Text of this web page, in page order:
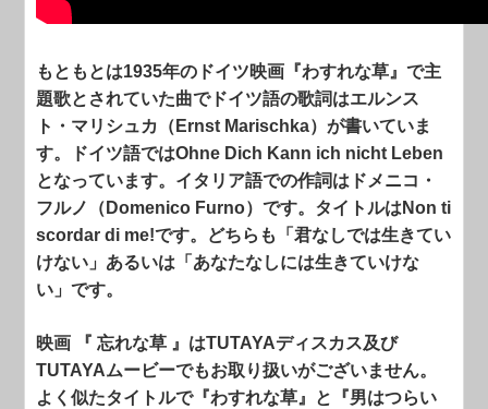
もともとは1935年のドイツ映画『わすれな草』で主
題歌とされていた曲でドイツ語の歌詞はエルンス
ト・マリシュカ（Ernst Marischka）が書いていま
す。ドイツ語ではOhne Dich Kann ich nicht Leben
となっています。イタリア語での作詞はドメニコ・
フルノ（Domenico Furno）です。タイトルはNon ti
scordar di me!です。どちらも「君なしでは生きてい
けない」あるいは「あなたなしには生きていけな
い」です。
映画 『 忘れな草 』はTUTAYAディスカス及び
TUTAYAムービーでもお取り扱いがございません。
よく似たタイトルで『わすれな草』と『男はつらい